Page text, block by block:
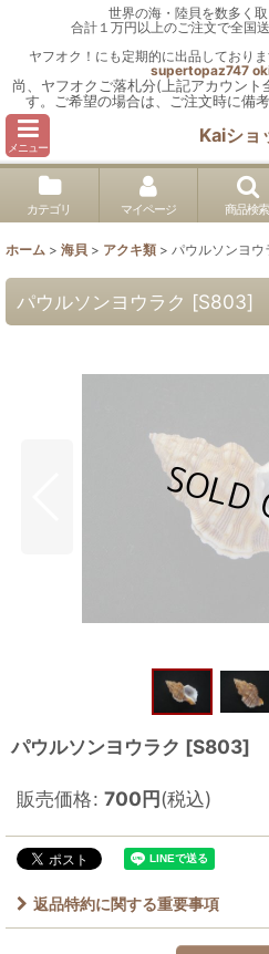
世界の海・陸貝を数多く取
合計１万円以上のご注文で全国
ヤフオク！にも定期的に出品しており
supertopaz747
尚、ヤフオクご落札分(上記アカウン
す。ご希望の場合は、ご注文時に備
メニュー
Kaiショ
カテゴリ マイページ 商品検索
ホーム > 海貝 > アクキ類 > パウルソンヨウ
パウルソンヨウラク [S803]
パウルソンヨウラク [S803]
販売価格: 700円(税込)
返品特約に関する重要事項